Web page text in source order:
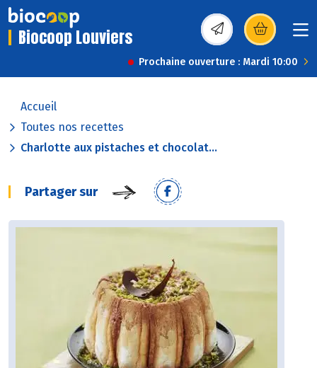
Biocoop Louviers (s’ouvre dans une
Prochaine ouverture : Mardi 10:00
Accueil
Toutes nos recettes
Charlotte aux pistaches et chocolat...
Partager sur